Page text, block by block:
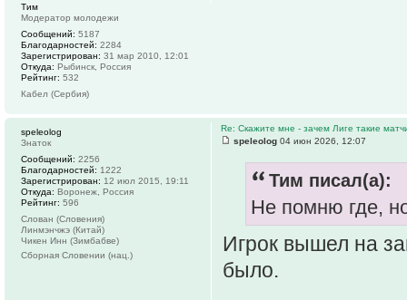
Тим
Модератор молодежи
Сообщений: 5187
Благодарностей: 2284
Зарегистрирован: 31 мар 2010, 12:01
Откуда: Рыбинск, Россия
Рейтинг: 532
Кабел (Сербия)
Re: Скажите мне - зачем Лиге такие
speleolog 04 июн 2026, 12:07
Тим писал(а):
Не помню где,
Игрок вышел на
было.
speleolog
Знаток
Сообщений: 2256
Благодарностей: 1222
Зарегистрирован: 12 июл 2015, 19:11
Откуда: Воронеж, Россия
Рейтинг: 596
Слован (Словения)
Линмэнчжэ (Китай)
Чикен Инн (Зимбабве)
Сборная Словении (нац.)